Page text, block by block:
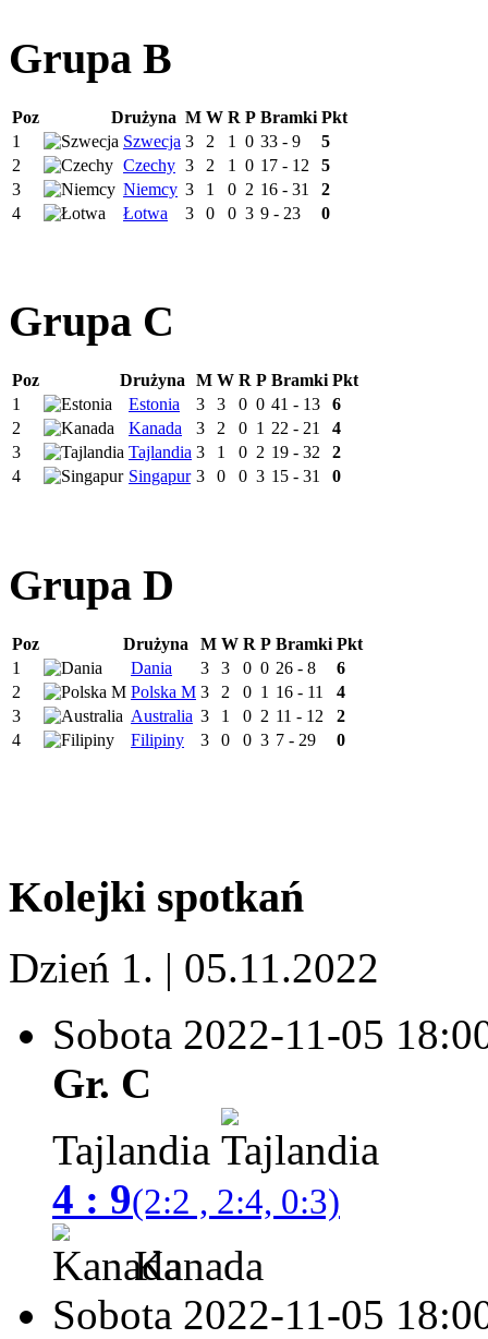
Grupa B
Poz Drużyna M W R P Bramki Pkt
1
Szwecja 3 2 1 0 33 - 9
5
2
Czechy 3 2 1 0 17 - 12
5
3
Niemcy 3 1 0 2 16 - 31
2
4
Łotwa 3 0 0 3 9 - 23 0
Grupa C
Poz Drużyna M W R P Bramki Pkt
1
Estonia 3 3 0 0 41 - 13
6
2
Kanada 3 2 0 1 22 - 21
4
3
Tajlandia 3 1 0 2 19 - 32
2
4
Singapur 3 0 0 3 15 - 31 0
Grupa D
Poz Drużyna M W R P Bramki Pkt
1
Dania 3 3 0 0 26 - 8
6
2
Polska M 3 2 0 1 16 - 11
4
3
Australia 3 1 0 2 11 - 12
2
4
Filipiny 3 0 0 3 7 - 29 0
Kolejki spotkań
Dzień 1. | 05.11.2022
Sobota 2022-11-05
Gr. C
Tajlandia
4 : 9(2:2 , 2:4, 0:3)
Kanada
Sobota 2022-11-05